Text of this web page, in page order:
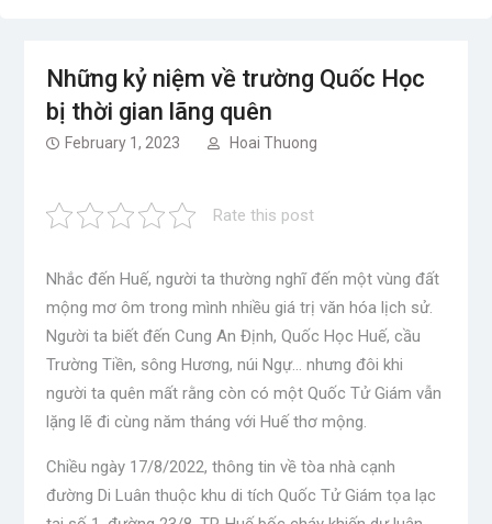
Những kỷ niệm về trường Quốc Học
bị thời gian lãng quên
February 1, 2023 Hoai Thuong
Rate this post
Nhắc đến Huế, người ta thường nghĩ đến một vùng đất
mộng mơ ôm trong mình nhiều giá trị văn hóa lịch sử.
Người ta biết đến Cung An Định, Quốc Học Huế, cầu
Trường Tiền, sông Hương, núi Ngự… nhưng đôi khi
người ta quên mất rằng còn có một Quốc Tử Giám vẫn
lặng lẽ đi cùng năm tháng với Huế thơ mộng.
Chiều ngày 17/8/2022, thông tin về tòa nhà cạnh
đường Di Luân thuộc khu di tích Quốc Tử Giám tọa lạc